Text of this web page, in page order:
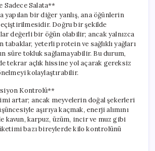
Sadece Salata**
yapılan bir diğer yanlış, ana öğünlerin
Doğru bir şekilde
değerli bir öğün olabilir; ancak yalnızca
tabaklar, yeterli protein ve sağlıklı yağları
süre tokluk sağlamayabilir. Bu durum,
tekrar açlık hissine yol açarak gereksiz
kolaylaştırabilir.
Kontrolü**
artar; ancak meyvelerin doğal şekerleri
aşırıya kaçmak, enerji alımını
kavun, karpuz, üzüm, incir ve muz gibi
bazı bireylerde kilo kontrolünü